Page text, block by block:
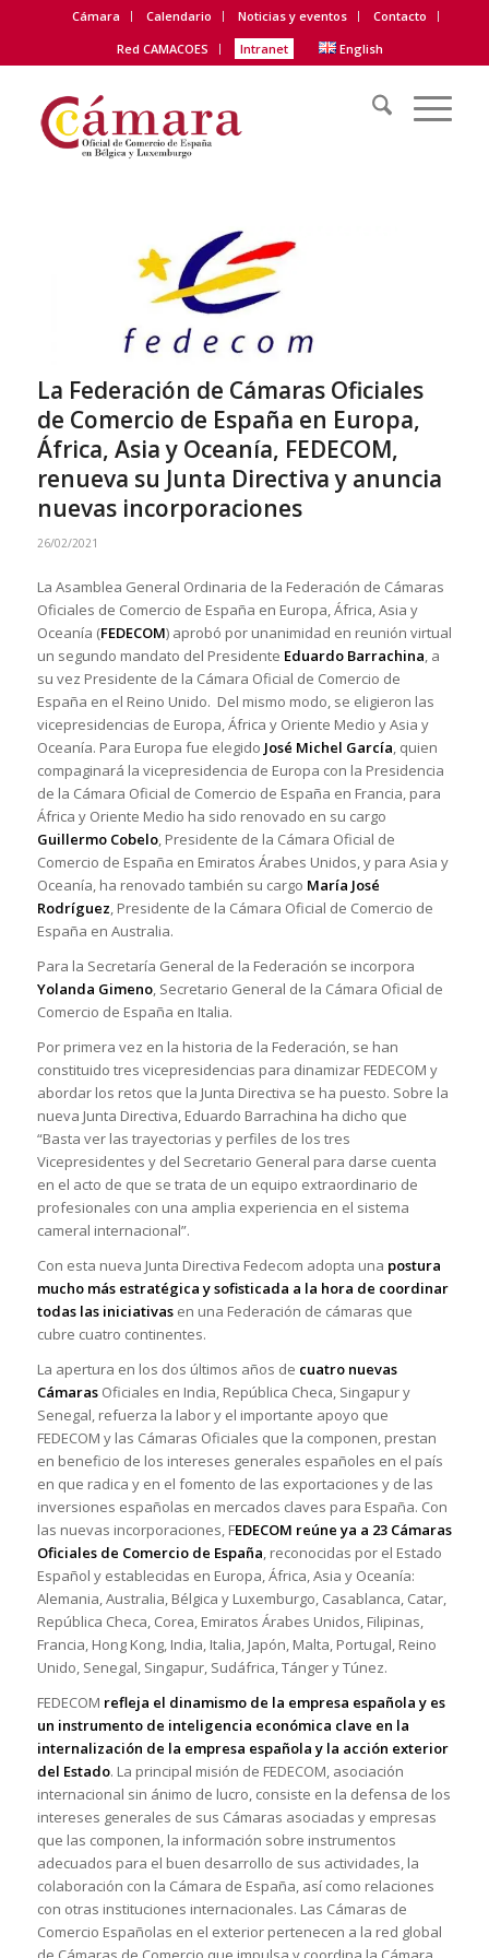
Cámara Calendario Noticias y eventos
Contacto
Red CAMACOES
Intranet English
La Federación de Cámaras Oficiales
de Comercio de España en Europa,
África, Asia y Oceanía, FEDECOM,
renueva su Junta Directiva y anuncia
nuevas incorporaciones
26/02/2021
La Asamblea General Ordinaria de la Federación de Cámaras
Oficiales de Comercio de España en Europa, África, Asia y
Oceanía (FEDECOM) aprobó por unanimidad en reunión virtual
un segundo mandato del Presidente Eduardo Barrachina, a
su vez Presidente de la Cámara Oficial de Comercio de
España en el Reino Unido. Del mismo modo, se eligieron las
vicepresidencias de Europa, África y Oriente Medio y Asia y
Oceanía. Para Europa fue elegido José Michel García, quien
compaginará la vicepresidencia de Europa con la Presidencia
de la Cámara Oficial de Comercio de España en Francia, para
África y Oriente Medio ha sido renovado en su cargo
Guillermo Cobelo, Presidente de la Cámara Oficial de
Comercio de España en Emiratos Árabes Unidos, y para Asia y
Oceanía, ha renovado también su cargo María José
Rodríguez, Presidente de la Cámara Oficial de Comercio de
España en Australia.
Para la Secretaría General de la Federación se incorpora
Yolanda Gimeno, Secretario General de la Cámara Oficial de
Comercio de España en Italia.
Por primera vez en la historia de la Federación, se han
constituido tres vicepresidencias para dinamizar FEDECOM y
abordar los retos que la Junta Directiva se ha puesto. Sobre la
nueva Junta Directiva, Eduardo Barrachina ha dicho que
“Basta ver las trayectorias y perfiles de los tres
Vicepresidentes y del Secretario General para darse cuenta
en el acto de que se trata de un equipo extraordinario de
profesionales con una amplia experiencia en el sistema
cameral internacional”.
Con esta nueva Junta Directiva Fedecom adopta una postura
mucho más estratégica y sofisticada a la hora de coordinar
todas las iniciativasen una Federación de cámaras que
cubre cuatro continentes.
La apertura en los dos últimos años de cuatro nuevas
CámarasOficiales en India, República Checa, Singapur y
Senegal, refuerza la labor y el importante apoyo que
FEDECOM y las Cámaras Oficiales que la componen, prestan
en beneficio de los intereses generales españoles en el país
en que radica y en el fomento de las exportaciones y de las
inversiones españolas en mercados claves para España. Con
las nuevas incorporaciones, FEDECOM reúne ya a 23 Cámaras
Oficiales de Comercio de España, reconocidas por el Estado
Español y establecidas en Europa, África, Asia y Oceanía:
Alemania, Australia, Bélgica y Luxemburgo, Casablanca, Catar,
República Checa, Corea, Emiratos Árabes Unidos, Filipinas,
Francia, Hong Kong, India, Italia, Japón, Malta, Portugal, Reino
Unido, Senegal, Singapur, Sudáfrica, Tánger y Túnez.
FEDECOM refleja el dinamismo de la empresa española y es
un instrumento de inteligencia económica clave en la
internalización de la empresa española y la acción exterior
del Estado. La principal misión de FEDECOM, asociación
internacional sin ánimo de lucro, consiste en la defensa de los
intereses generales de sus Cámaras asociadas y empresas
que las componen, la información sobre instrumentos
adecuados para el buen desarrollo de sus actividades, la
colaboración con la Cámara de España, así como relaciones
con otras instituciones internacionales. Las Cámaras de
Comercio Españolas en el exterior pertenecen a la red global